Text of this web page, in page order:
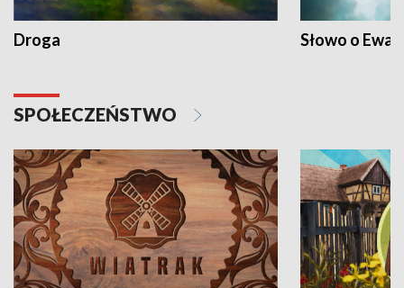
Droga Słowo o
SPOŁECZEŃSTWO